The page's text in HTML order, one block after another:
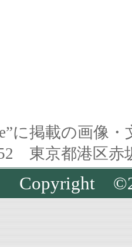
に掲載の画像
東京都港区
Copyright